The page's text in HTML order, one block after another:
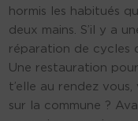
hormis les habitués
deux mains. S’il y a
réparation de cycles
Une restauration
t’elle au rendez
sur la commune ?